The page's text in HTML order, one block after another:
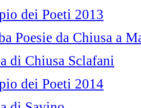
dei Poeti 2013
Poesie da Chiusa a
di Chiusa Sclafani
dei Poeti 2014